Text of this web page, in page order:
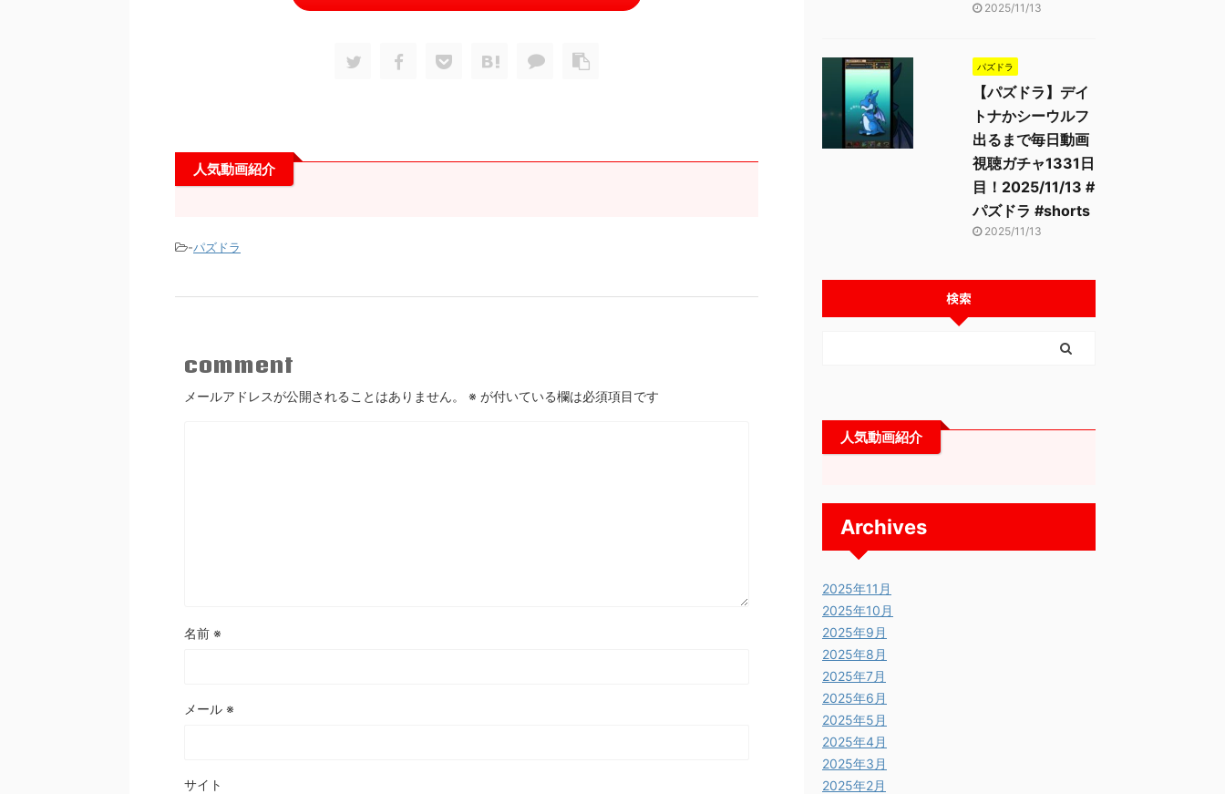
人気動画紹介
-パズドラ
comment
メールアドレスが公開されることはありません。 ※ が付いている欄は必須項目です
名前 ※
メール ※
サイト
2025/11/13
パズドラ
【パズドラ】デイ
トナかシーウルフ
出るまで毎日動画
視聴ガチャ1331日
目！2025/11/13 #
パズドラ #shorts
2025/11/13
検索
人気動画紹介
Archives
2025年11月
2025年10月
2025年9月
2025年8月
2025年7月
2025年6月
2025年5月
2025年4月
2025年3月
2025年2月